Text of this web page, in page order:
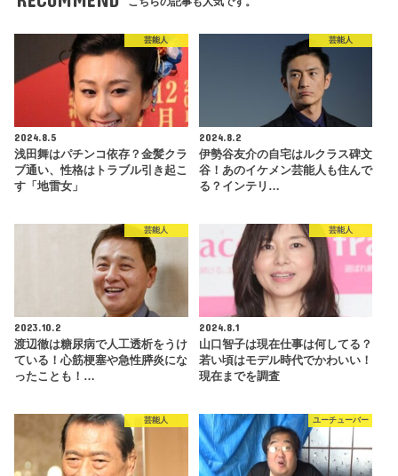
芸能人
2024.8.5
浅田舞はパチンコ依存？金髪クラ
ブ通い、性格はトラブル引き起こ
す「地雷女」
芸能人
2024.8.2
伊勢谷友介の自宅はルクラス碑文
谷！あのイケメン芸能人も住んで
る？インテリ…
芸能人
2023.10.2
渡辺徹は糖尿病で人工透析をうけ
ている！心筋梗塞や急性膵炎にな
ったことも！…
芸能人
2024.8.1
山口智子は現在仕事は何してる？
若い頃はモデル時代でかわいい！
現在までを調査
芸能人 ユーチューバー